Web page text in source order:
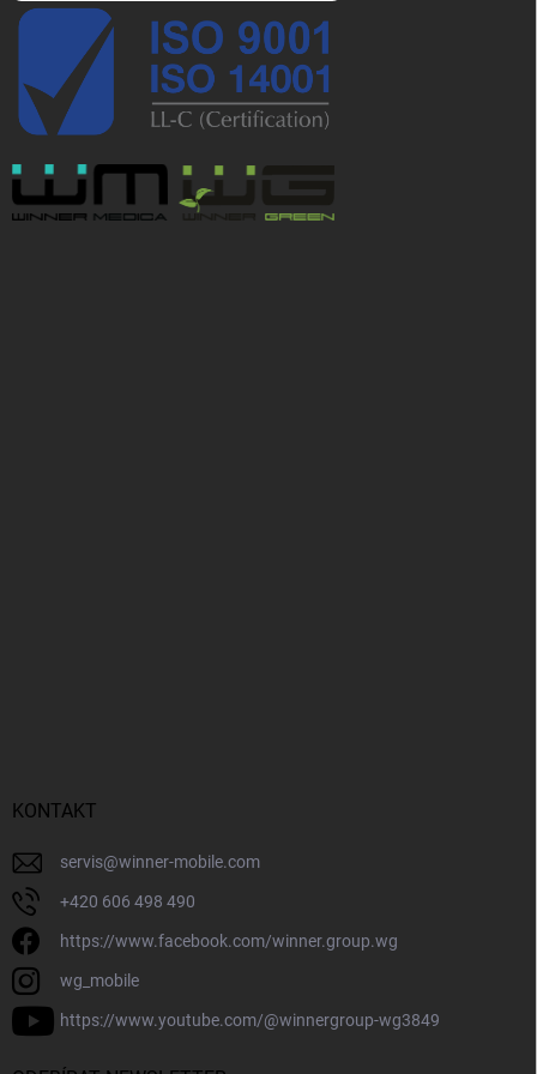
KONTAKT
servis@winner-mobile.com
+420 606 498 490
https://www.facebook.com/winner.group.wg
wg_mobile
https://www.youtube.com/@winnergroup-wg3849